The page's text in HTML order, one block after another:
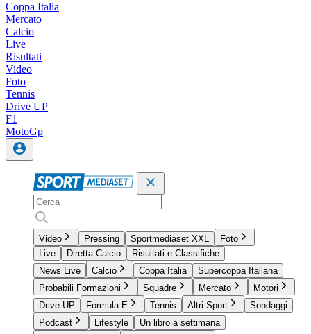
Coppa Italia
Mercato
Calcio
Live
Risultati
Video
Foto
Tennis
Drive UP
F1
MotoGp
Video Pressing Sportmediaset XXL
Foto
Live
Diretta Calcio
Risultati e Classifiche
News Live
Calcio Coppa Italia
Supercoppa Italiana
Probabili Formazioni
Squadre Mercato
Motori
Drive UP
Formula E Tennis Altri Sport
Sondaggi
Podcast
Lifestyle
Un libro a settimana